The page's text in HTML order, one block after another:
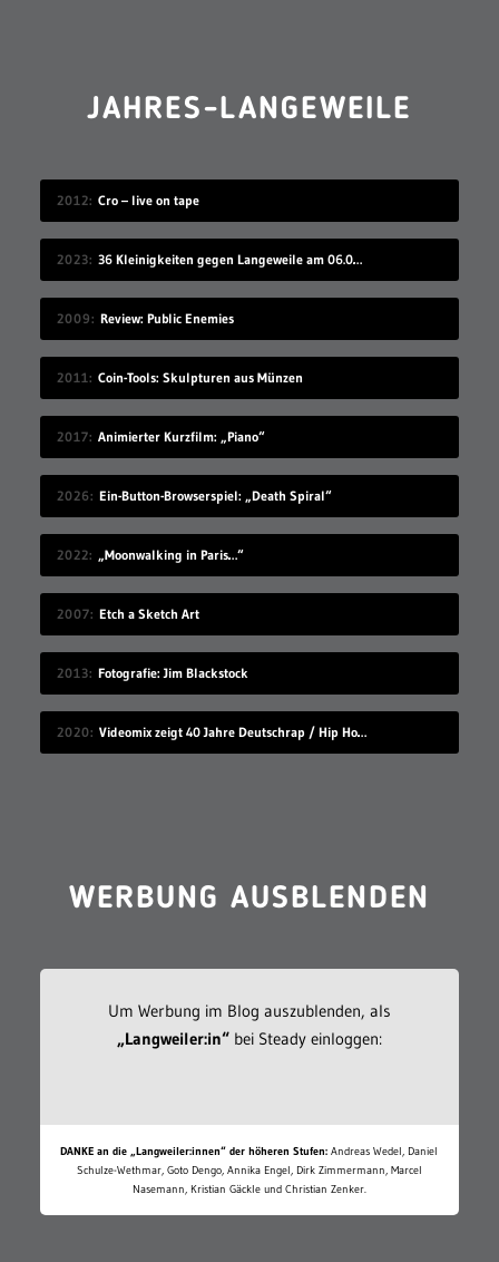
JAHRES-LANGEWEILE
2012 Cro – live on tape
2023 36 Kleinigkeiten gegen Langeweile am 06.08.2023
2009 Review: Public Enemies
2011 Coin-Tools: Skulpturen aus Münzen
2017 Animierter Kurzfilm: „Piano“
2026 Ein-Button-Browserspiel: „Death Spiral“
2022 „Moonwalking in Paris…“
2007 Etch a Sketch Art
2013 Fotografie: Jim Blackstock
2020 Videomix zeigt 40 Jahre Deutschrap / Hip Hop in 7:30 Minuten
WERBUNG AUSBLENDEN
Um Werbung im Blog auszublenden, als
„Langweiler:in“bei Steady einloggen:
DANKE an die „Langweiler:innen“ der höheren Stufen: Andreas Wedel, Daniel
Schulze-Wethmar, Goto Dengo, Annika Engel, Dirk Zimmermann, Marcel
Nasemann, Kristian Gäckle und Christian Zenker.